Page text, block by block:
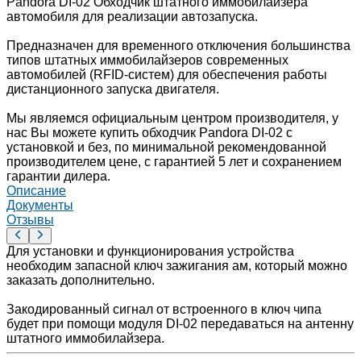
автомобиля для реализации автозапуска.
Предназначен для временного отключения большинства
типов штатных иммобилайзеров современных
автомобилей (RFID-систем) для обеспечения работы
дистанционного запуска двигателя.
Мы являемся официальным центром производителя, у
нас Вы можете купить обходчик Pandora DI-02 с
установкой и без, по минимальной рекомендованной
производителем цене, с гарантией 5 лет и сохранением
гарантии дилера.
Описание
Документы
Отзывы
Для установки и функционирования устройства
необходим запасной ключ зажигания ам, который можно
заказать дополнительно.
Закодированный сигнал от встроенного в ключ чипа
будет при помощи модуля DI-02 передаваться на антенну
штатного иммобилайзера.